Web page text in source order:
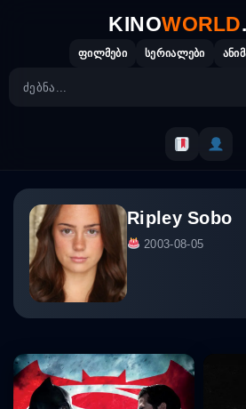
KINOWORLD
ფილმები სერიალები
Ripley Sobo
2003-08-05